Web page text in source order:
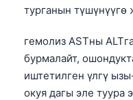
турганын түшүнүүгө
гемолиз ASTны
бурмалайт,
иштетилген үлгү
окуя дагы эле туура
Frysk
Ślōnskŏ gŏdka
Norsk bokmål